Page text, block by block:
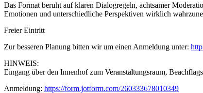
Das Format beruht auf klaren Dialogregeln, achtsamer
Emotionen und unterschiedliche Perspektiven wirklich
Freier Eintritt
Zur besseren Planung bitten wir um einen Anmeldung unter:
HINWEIS:
Eingang über den Innenhof zum Veranstaltungsraum,
Anmeldung: https://form.jotform.com/260333678010349